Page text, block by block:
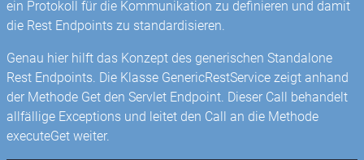
ein Protokoll für die Kommunikation zu definieren und damit
die Rest Endpoints zu standardisieren.
Genau hier hilft das Konzept des generischen Standalone
Rest Endpoints. Die Klasse GenericRestService zeigt anhand
der Methode Get den Servlet Endpoint. Dieser Call behandelt
allfällige Exceptions und leitet den Call an die Methode
executeGet weiter.